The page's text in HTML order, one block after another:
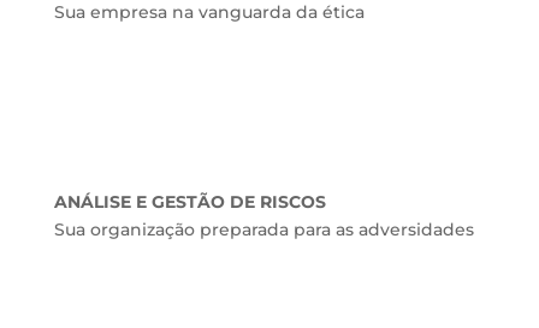
Sua empresa na vanguarda da ética
ANÁLISE E GESTÃO DE RISCOS
Sua organização preparada para as adversidades